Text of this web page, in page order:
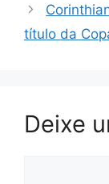
título da
Deixe